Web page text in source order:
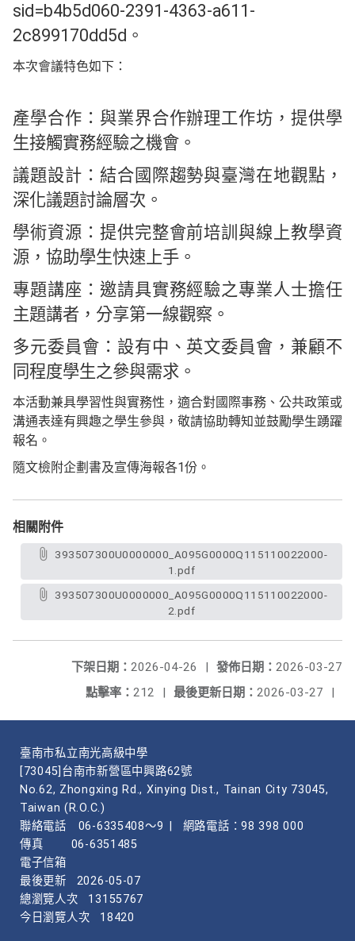
sid=b4b5d060-2391-4363-a611-
2c899170dd5d。
本次會議特色如下：
產學合作：與業界合作辦理工作坊，提供學
生接觸實務經驗之機會。
議題設計：結合國際趨勢與臺灣在地觀點，
深化議題討論層次。
學術資源：提供完整會前培訓與線上教學資
源，協助學生快速上手。
專題講座：邀請具實務經驗之專業人士擔任
主題講者，分享第一線觀察。
多元委員會：設有中、英文委員會，兼顧不
同程度學生之參與需求。
本活動兼具學習性與實務性，適合對國際事務、公共政策或
溝通表達有興趣之學生參與，敬請協助轉知並鼓勵學生踴躍
報名。
隨文檢附企劃書及宣傳海報各1份。
相關附件
1.pdf
2.pdf
發佈日期： 2026-03-27
下架日期： 2026-04-26
|
最後更新日期： 2026-03-27 |
點擊率： 212 |
臺南市私立南光高級中學
[73045]台南市新營區中興路62號
No.62, Zhongxing Rd., Xinying Dist., Tainan City 73045,
Taiwan (R.O.C.)
聯絡電話
06-6335408～9
網路電話：98 398 000
傳真
06-6351485
電子信箱
最後更新
2026-05-07
總瀏覽人次
13155767
今日瀏覽人次
18420